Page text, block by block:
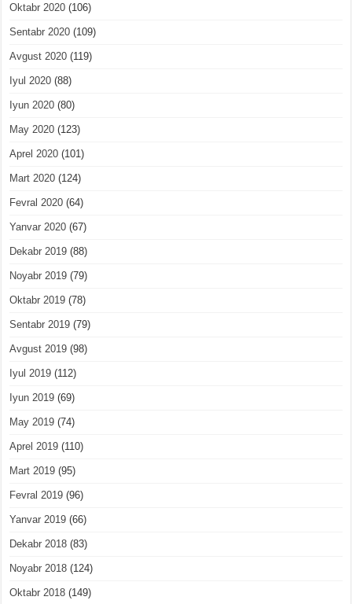
Oktabr 2020 (106)
Sentabr 2020 (109)
Avgust 2020 (119)
Iyul 2020 (88)
Iyun 2020 (80)
May 2020 (123)
Aprel 2020 (101)
Mart 2020 (124)
Fevral 2020 (64)
Yanvar 2020 (67)
Dekabr 2019 (88)
Noyabr 2019 (79)
Oktabr 2019 (78)
Sentabr 2019 (79)
Avgust 2019 (98)
Iyul 2019 (112)
Iyun 2019 (69)
May 2019 (74)
Aprel 2019 (110)
Mart 2019 (95)
Fevral 2019 (96)
Yanvar 2019 (66)
Dekabr 2018 (83)
Noyabr 2018 (124)
Oktabr 2018 (149)